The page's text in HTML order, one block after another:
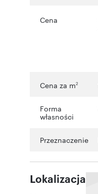
Cena
Cena za m2
Forma
własności
Przeznaczenie
Lokalizacja